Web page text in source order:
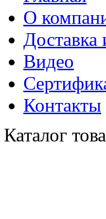
О
Доставка
Видео
Контакты
Каталог